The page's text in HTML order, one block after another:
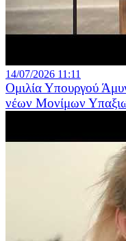
14/07/2026 11:11
Ομιλία Υπουργού
νέων Μονίμων